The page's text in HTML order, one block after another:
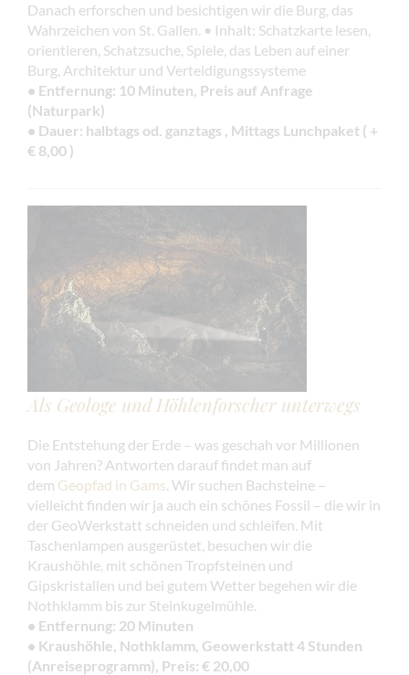
Danach erforschen und besichtigen wir die Burg, das
Wahrzeichen von St. Gallen. • Inhalt: Schatzkarte lesen,
orientieren, Schatzsuche, Spiele, das Leben auf einer
Burg, Architektur und Verteidigungssysteme
• Entfernung: 10 Minuten, Preis auf Anfrage
(Naturpark)
• Dauer: halbtags od. ganztags , Mittags Lunchpaket ( +
€ 8,00 )
Als Geologe und Höhlenforscher unterwegs
Die Entstehung der Erde – was geschah vor Millionen
von Jahren? Antworten darauf findet man auf
dem Geopfad in Gams. Wir suchen Bachsteine –
vielleicht finden wir ja auch ein schönes Fossil – die wir in
der GeoWerkstatt schneiden und schleifen. Mit
Taschenlampen ausgerüstet, besuchen wir die
Kraushöhle, mit schönen Tropfsteinen und
Gipskristallen und bei gutem Wetter begehen wir die
Nothklamm bis zur Steinkugelmühle.
• Entfernung: 20 Minuten
• Kraushöhle, Nothklamm, Geowerkstatt 4 Stunden
(Anreiseprogramm), Preis: € 20,00